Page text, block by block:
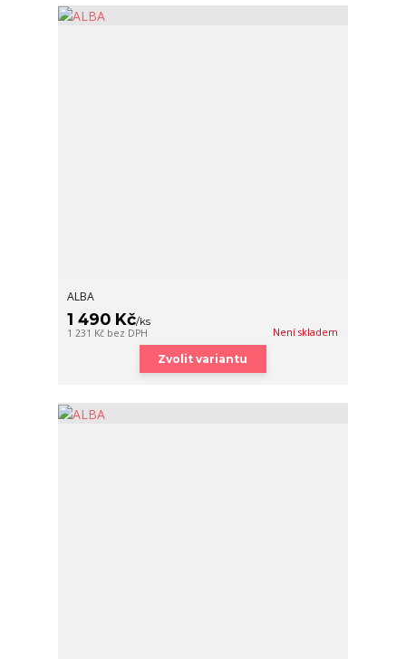
ALBA
1 490 Kč/ks
1 231 Kč bez DPH Není skladem
Zvolit variantu